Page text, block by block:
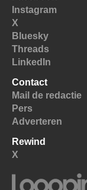
Instagram
X
Bluesky
Threads
LinkedIn
Contact
Mail de redactie
Pers
Adverteren
Rewind
X